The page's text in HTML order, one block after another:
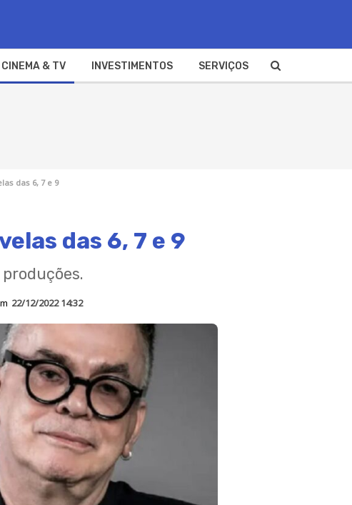
CINEMA & TV INVESTIMENTOS SERVIÇOS
das 6, 7 e 9
das 6, 7 e 9
22/12/2022 14:32